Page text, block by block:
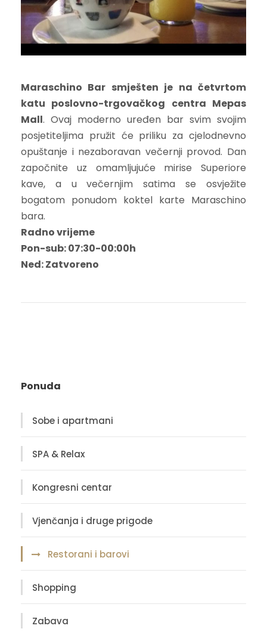
Maraschino Bar smješten je na četvrtom
katu poslovno-trgovačkog centra Mepas
Mall. Ovaj moderno uređen bar svim svojim
posjetiteljima pružit će priliku za cjelodnevno
opuštanje i nezaboravan večernji provod. Dan
započnite uz omamljujuće mirise Superiore
kave, a u večernjim satima se osvježite
bogatom ponudom koktel karte Maraschino
bara.
Radno vrijeme
Pon-sub: 07:30-00:00h
Ned: Zatvoreno
Ponuda
Sobe i apartmani
SPA & Relax
Kongresni centar
Vjenčanja i druge prigode
Restorani i barovi
Shopping
Zabava